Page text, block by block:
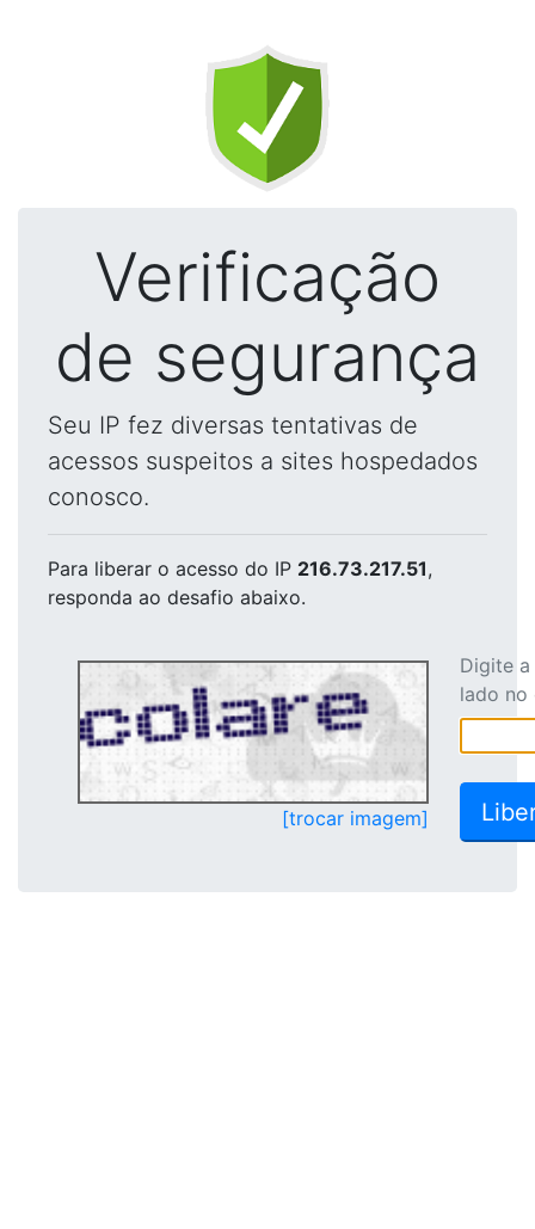
Verificação
de segurança
Seu IP fez diversas tentativas de
acessos suspeitos a sites hospedados
conosco.
Para liberar o acesso do IP 216.73.217.51,
responda ao desafio abaixo.
[trocar imagem]
Digite
lado no